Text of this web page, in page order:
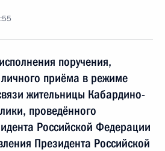
поручения,
приёма в режиме
жительницы Кабардино-
проведённого
Российской Федерации
Президента Российской